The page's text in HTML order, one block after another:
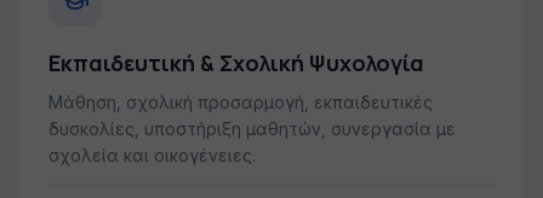
Εκπαιδευτική & Σχολική Ψυχολογία
Μάθηση, σχολική προσαρμογή, εκπαιδευτικές
δυσκολίες, υποστήριξη μαθητών, συνεργασία με
σχολεία και οικογένειες.